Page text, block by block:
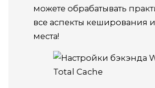
можете обрабатывать
все аспекты кеширования
места!